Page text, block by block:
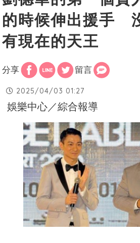
的時候伸出援手
有現在的天王
分享 留言
2025/04/03 01:27
娛樂中心／綜合報導